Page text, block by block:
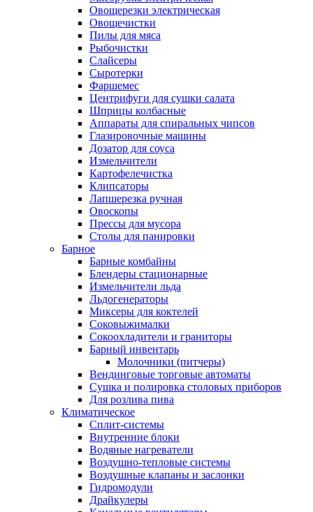
Овощерезки электрическая
Овощечистки
Пилы для мяса
Рыбочистки
Слайсеры
Сыротерки
Фаршемес
Центрифуги для сушки салата
Шприцы колбасные
Аппараты для спиральных чипсов
Глазировочные машины
Дозатор для соуса
Измельчители
Картофелечистка
Клипсаторы
Лапшерезка ручная
Овоскопы
Прессы для мусора
Столы для панировки
Барное
Барные комбайны
Блендеры стационарные
Измельчители льда
Льдогенераторы
Миксеры для коктелей
Соковыжималки
Сокоохладители и граниторы
Барный инвентарь
Молочники (питчеры)
Вендинговые торговые автоматы
Сушка и полировка столовых приборов
Для розлива пива
Климатическое
Сплит-системы
Внутренние блоки
Водяные нагреватели
Воздушно-тепловые системы
Воздушные клапаны и заслонки
Гидромодули
Драйкулеры